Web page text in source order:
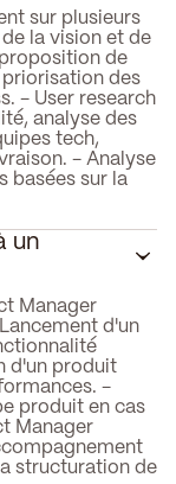
sur plusieurs
la vision et de
de
des
- User research
analyse des
tech,
- Analyse
basées sur la
un
Manager
d'un
d'un produit
-
produit en cas
Manager
structuration de